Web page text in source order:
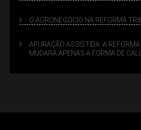
O AGRONEGÓCIO NA REFORMA
APURAÇÃO ASSISTIDA: A
MUDARÁ APENAS A FORMA DE